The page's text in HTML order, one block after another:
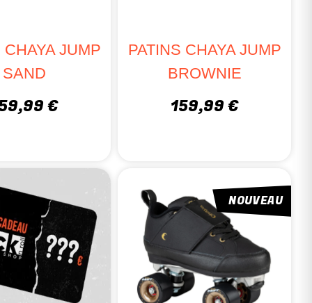
seront plus rigides pour la performance.
CHAYA JUMP
SAND
€
PATINS CHAYA JUMP
BROWNIE
159,99 €
NOUVEAU